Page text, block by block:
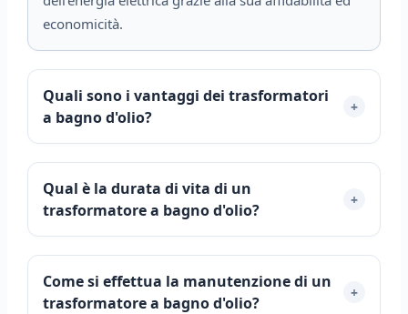
economicità.
Quali sono i vantaggi dei trasformatori
a bagno d'olio?
+
Qual è la durata di vita di un
trasformatore a bagno d'olio?
+
Come si effettua la manutenzione di un
trasformatore a bagno d'olio?
+